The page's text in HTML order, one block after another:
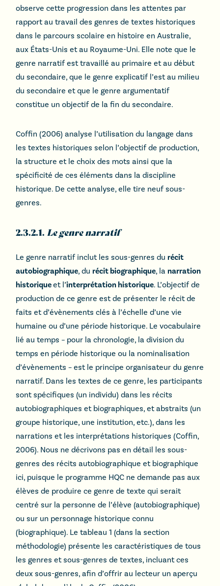
observe cette progression dans les attentes par
rapport au travail des genres de textes historiques
dans le parcours scolaire en histoire en Australie,
aux États-Unis et au Royaume-Uni. Elle note que le
genre narratif est travaillé au primaire et au début
du secondaire, que le genre explicatif l’est au milieu
du secondaire et que le genre argumentatif
constitue un objectif de la fin du secondaire.
Coffin (2006) analyse l’utilisation du langage dans
les textes historiques selon l’objectif de production,
la structure et le choix des mots ainsi que la
spécificité de ces éléments dans la discipline
historique. De cette analyse, elle tire neuf sous-
genres.
2.3.2.1.Le genre narratif
Le genre narratif inclut les sous-genres du récit
autobiographique, du récit biographique, la narration
historiqueet l’interprétation historique. L’objectif de
production de ce genre est de présenter le récit de
faits et d’évènements clés à l’échelle d’une vie
humaine ou d’une période historique. Le vocabulaire
lié au temps – pour la chronologie, la division du
temps en période historique ou la nominalisation
d’évènements – est le principe organisateur du genre
narratif. Dans les textes de ce genre, les participants
sont spécifiques (un individu) dans les récits
autobiographiques et biographiques, et abstraits (un
groupe historique, une institution, etc.), dans les
narrations et les interprétations historiques (Coffin,
2006). Nous ne décrivons pas en détail les sous-
genres des récits autobiographique et biographique
ici, puisque le programme HQC ne demande pas aux
élèves de produire ce genre de texte qui serait
centré sur la personne de l’élève (autobiographique)
ou sur un personnage historique connu
(biographique). Le tableau 1 (dans la section
méthodologie) présente les caractéristiques de tous
les genres et sous-genres de textes, incluant ces
deux sous-genres, afin d’offrir au lecteur un aperçu